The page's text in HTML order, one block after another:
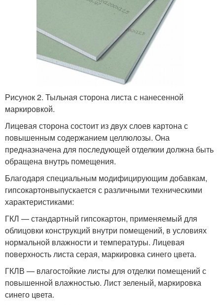
Рисунок 2. Тыльная сторона листа с нанесенной
маркировкой.
Лицевая сторона состоит из двух слоев картона с
повышенным содержанием целлюлозы. Она
предназначена для последующей отделкии должна быть
обращена внутрь помещения.
Благодаря специальным модифицирующим добавкам,
гипсокартонвыпускается с различными техническими
характеристиками:
ГКЛ — стандартный гипсокартон, применяемый для
облицовки конструкций внутри помещений, в условиях
нормальной влажности и температуры. Лицевая
поверхность листа серая, маркировка синего цвета.
ГКЛВ — влагостойкие листы для отделки помещений с
повышенной влажностью. Лист зеленый, маркировка
синего цвета.